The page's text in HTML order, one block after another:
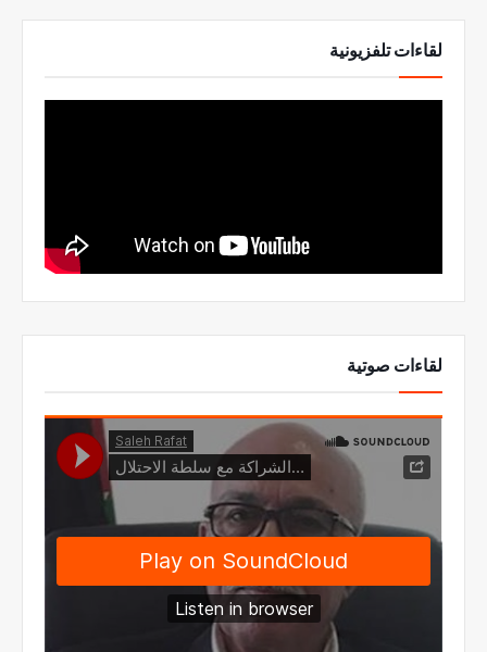
لقاءات تلفزيونية
لقاءات صوتية